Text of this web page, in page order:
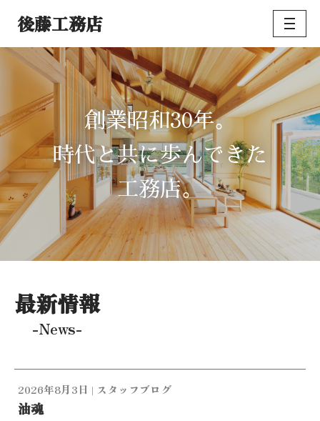
ン
ツ
へ
キ
ッ
プ
後藤工務店
創業昭和30年。
時代と共に歩んできた
工務店。
最新情報
-News-
油魂
2026年8月3日 | スタッフブログ